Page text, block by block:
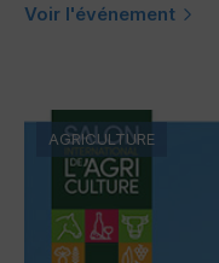
Voir l'événement
AGRICULTURE